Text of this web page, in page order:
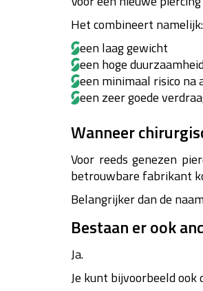
Het combineert namelijk:
een laag gewicht
een hoge
een minimaal risico na
een zeer goede
Wanneer
Voor reeds genezen
betrouwbare fabrikant
Belangrijker dan de
Bestaan er ook
Ja.
Je kunt bijvoorbeeld